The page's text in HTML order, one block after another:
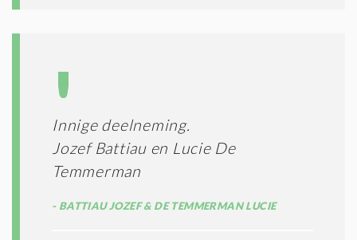
Innige deelneming.
Jozef Battiau en Lucie De
Temmerman
BATTIAU JOZEF & DE TEMMERMAN LUCIE